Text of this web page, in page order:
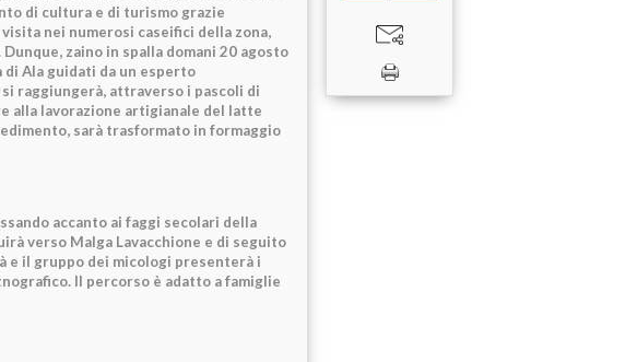
di cultura e di turismo grazie
nei numerosi caseifici della zona,
zaino in spalla domani 20 agosto
di Ala guidati da un esperto
si raggiungerà, attraverso i pascoli di
alla lavorazione artigianale del latte
sarà trasformato in formaggio
accanto ai faggi secolari della
verso Malga Lavacchione e di seguito
e il gruppo dei micologi presenterà i
Il percorso è adatto a famiglie